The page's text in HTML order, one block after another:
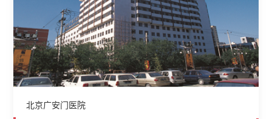
北京广安门医院